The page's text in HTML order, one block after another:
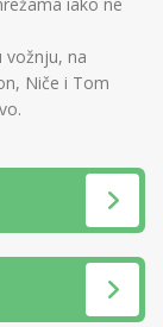
vožnju, na
Niče i Tom